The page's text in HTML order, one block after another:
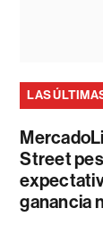
LAS
Street
ganancia